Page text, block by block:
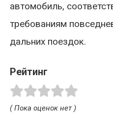
автомобиль,
требованиям
дальних поездок.
Рейтинг
( Пока оценок нет )